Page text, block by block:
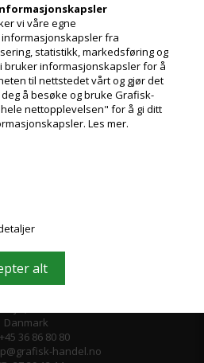
vi våre egne
fra
statistikk, markedsføring og
bruker informasjonskapsler for å
til nettstedet vårt og gjør det
å besøke og bruke Grafisk-
nettopplevelsen" for å gi ditt
Les mer.
vårt og få gode
tilbud
og nyheter. Meld deg på, det er helt
å avmelde seg.
A/S © 2009
Danmark
36 86 80 80
handel.no